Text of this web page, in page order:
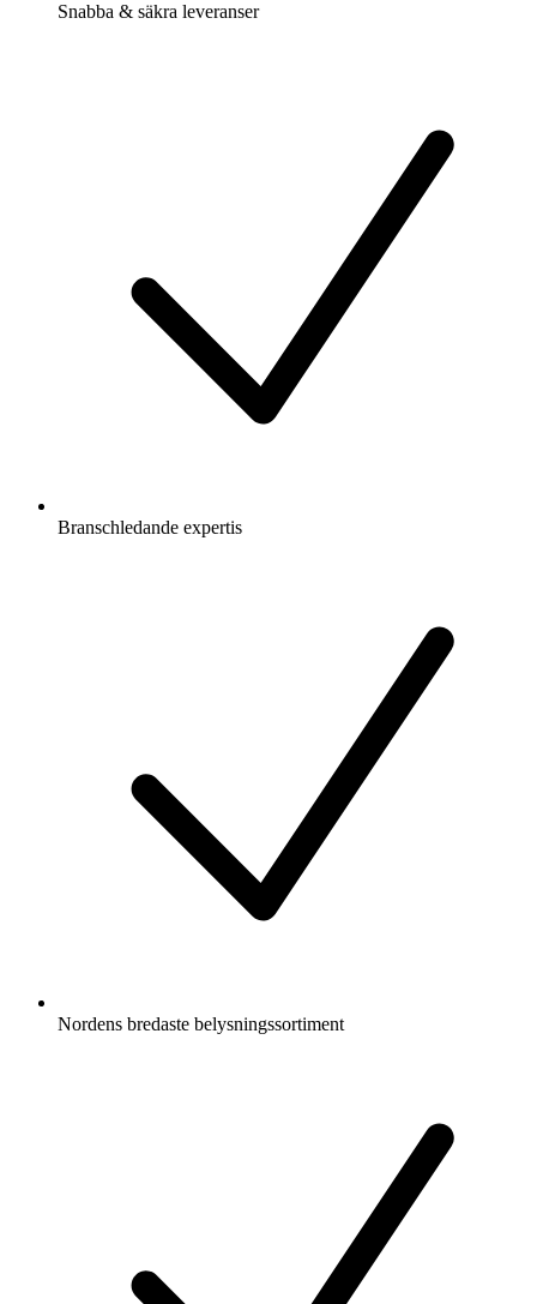
Snabba & säkra leveranser
Branschledande expertis
Nordens bredaste belysningssortiment